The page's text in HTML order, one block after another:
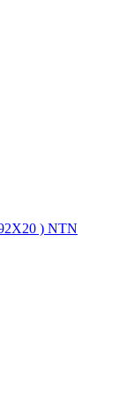
) NTN